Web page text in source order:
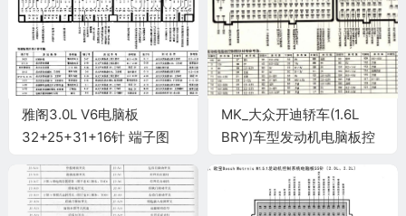
雅阁3.0L V6电脑板
32+25+31+16针 端子图
MK_大众开迪轿车(1.6L
BRY)车型发动机电脑板控